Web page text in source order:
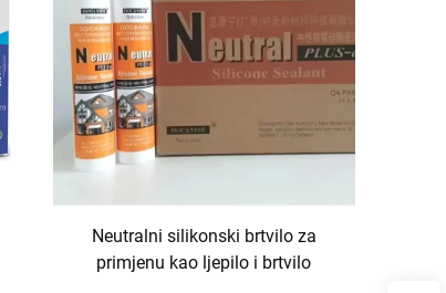
Neutralni silikonski brtvilo za
primjenu kao ljepilo i brtvilo